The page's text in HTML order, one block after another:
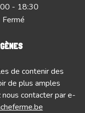
- 18:30
Fermé
de contenir des
de plus amples
contacter par e-